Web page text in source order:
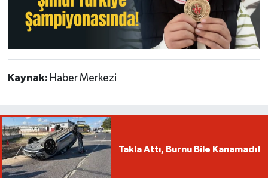
Kaynak: Haber Merkezi
Takla Attı, Burnu Bile Kanamadı!